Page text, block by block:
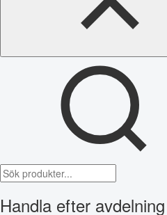
Handla efter avdelning